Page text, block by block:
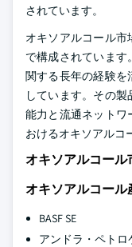
されています。
オキソアルコール
で構成されていま
関する長年の経験を
しています。その
能力と流通ネットワ
おけるオキソアルコ
オキソアルコール
オキソアルコー
BASF SE
アンドラ・ペト